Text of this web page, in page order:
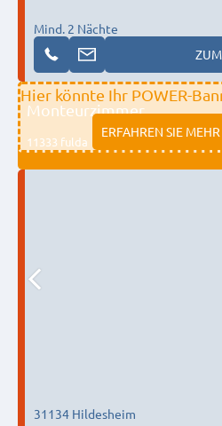
Mind. 2 Nächte
Hier könnte Ihr POWER-
ERFAHREN SIE MEHR
Monteurzimmer
11333 fulda
31134 Hildesheim